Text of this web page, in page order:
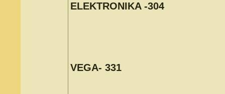
ELEKTRONIKA -304
VEGA- 331